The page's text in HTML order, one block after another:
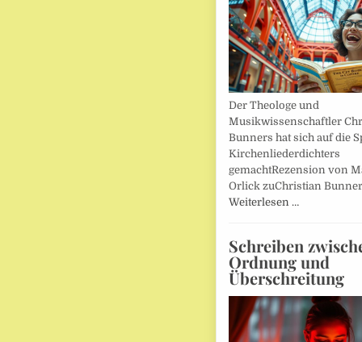
Der Theologe und
Musikwissenschaftler
Bunners hat sich auf die
Kirchenliederdichters
gemachtRezension von
Orlick zuChristian
Weiterlesen …
Schreiben
Ordnung und
Überschreitung